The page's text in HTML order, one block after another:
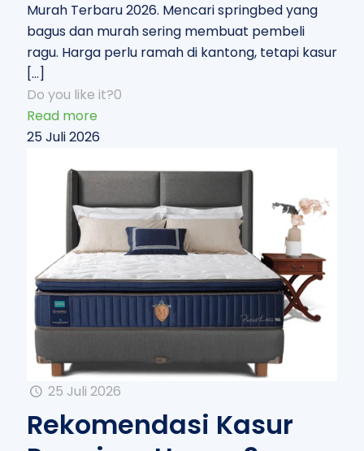
Murah Terbaru 2026. Mencari springbed yang
bagus dan murah sering membuat pembeli
ragu. Harga perlu ramah di kantong, tetapi kasur
[…]
Do you like it?0
Read more
25 Juli 2026
25 Juli 2026
Rekomendasi Kasur